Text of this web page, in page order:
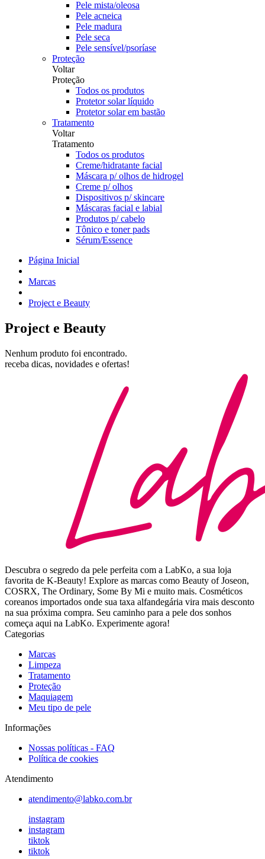
Pele mista/oleosa
Pele acneica
Pele madura
Pele seca
Pele sensível/psoríase
Proteção
Voltar
Proteção
Todos os produtos
Protetor solar líquido
Protetor solar em bastão
Tratamento
Voltar
Tratamento
Todos os produtos
Creme/hidratante facial
Máscara p/ olhos de hidrogel
Creme p/ olhos
Dispositivos p/ skincare
Máscaras facial e labial
Produtos p/ cabelo
Tônico e toner pads
Sérum/Essence
Página Inicial
Marcas
Project e Beauty
Project e Beauty
Nenhum produto foi encontrado.
receba dicas, novidades e ofertas!
Descubra o segredo da pele perfeita com a LabKo, a sua loja
favorita de K-Beauty! Explore as marcas como Beauty of Joseon,
COSRX, The Ordinary, Some By Mi e muito mais. Cosméticos
coreanos importados onde sua taxa alfandegária vira mais desconto
na sua próxima compra. Seu caminho para a pele dos sonhos
começa aqui na LabKo. Experimente agora!
Categorias
Marcas
Limpeza
Tratamento
Proteção
Maquiagem
Meu tipo de pele
Informações
Nossas políticas - FAQ
Política de cookies
Atendimento
atendimento@labko.com.br
instagram
instagram
tiktok
tiktok